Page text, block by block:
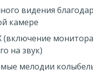
видения
камере
(включение
на звук)
мелодии